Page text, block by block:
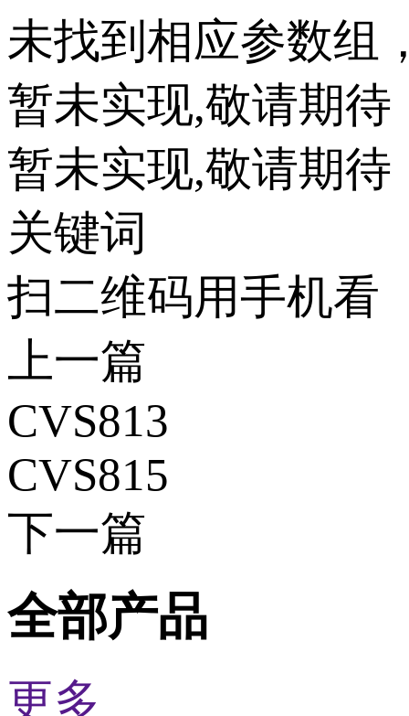
未找到相应参数组
暂未实现,敬请期待
暂未实现,敬请期待
关键词
扫二维码用手机看
上一篇
CVS813
CVS815
下一篇
全部产品
更多